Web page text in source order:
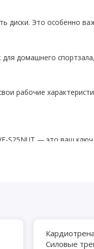
диски. Это особенно
домашнего
рабочие
S25NUT — это ваш
Силовые